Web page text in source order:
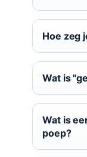
Hoe zeg
Wat is
Wat is
poep?